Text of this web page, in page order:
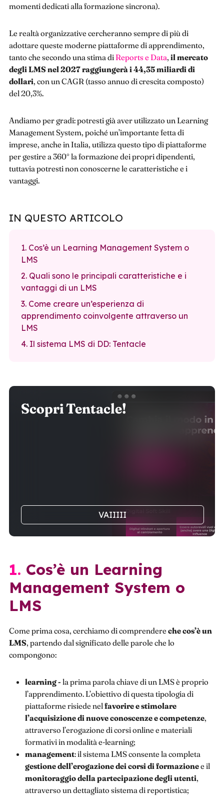
momenti dedicati alla formazione sincrona).
Le realtà organizzative cercheranno sempre di più di
adottare queste moderne piattaforme di apprendimento,
tanto che secondo una stima di Reports e Data, il mercato
degli LMS nel 2027 raggiungerà i 44,35 miliardi di
dollari, con un CAGR (tasso annuo di crescita composto)
del 20,3%.
Andiamo per gradi: potresti già aver utilizzato un Learning
Management System, poiché un’importante fetta di
imprese, anche in Italia, utilizza questo tipo di piattaforme
per gestire a 360° la formazione dei propri dipendenti,
tuttavia potresti non conoscerne le caratteristiche e i
vantaggi.
IN QUESTO ARTICOLO
1. Cos’è un Learning Management System o
LMS
2. Quali sono le principali caratteristiche e i
vantaggi di un LMS
3. Come creare un’esperienza di
apprendimento coinvolgente attraverso un
LMS
4. Il sistema LMS di DD: Tentacle
Scopri Tentacle!
VAIIIII
1. Cos’è un Learning
Management System o
LMS
Come prima cosa, cerchiamo di comprendere che cos’è un
LMS, partendo dal significato delle parole che lo
compongono:
learning - la prima parola chiave di un LMS è proprio
l’apprendimento. L’obiettivo di questa tipologia di
piattaforme risiede nel favorire e stimolare
l’acquisizione di nuove conoscenze e competenze,
attraverso l’erogazione di corsi online e materiali
formativi in modalità e-learning;
management: il sistema LMS consente la completa
gestione dell’erogazione dei corsi di formazionee il
monitoraggio della partecipazione degli utenti,
attraverso un dettagliato sistema di reportistica;